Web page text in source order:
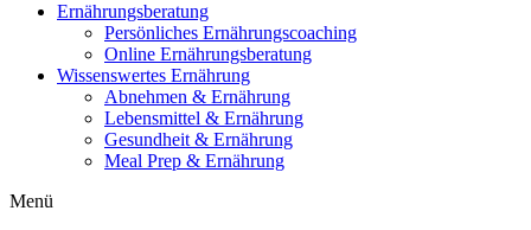
Ernährungsberatung
Persönliches Ernährungscoaching
Online Ernährungsberatung
Wissenswertes Ernährung
Abnehmen & Ernährung
Lebensmittel & Ernährung
Gesundheit & Ernährung
Meal Prep & Ernährung
Menü